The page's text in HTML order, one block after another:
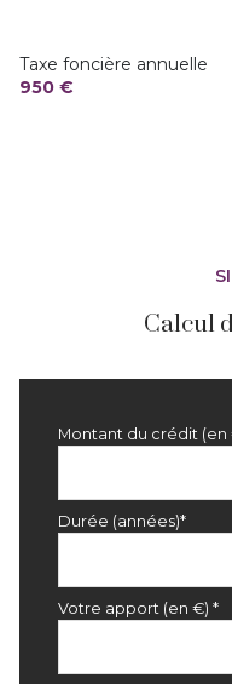
quartier Partégal
Taxe foncière annuelle
950 €
Calcul
Montant du crédit (en
Durée (années)*
Votre apport (en €) *